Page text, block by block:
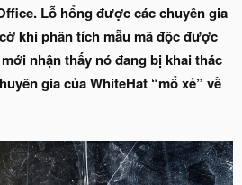
Lỗ hổng được các chuyên gia
khi phân tích mẫu mã độc được
nhận thấy nó đang bị khai thác
gia của WhiteHat “mổ xẻ” về